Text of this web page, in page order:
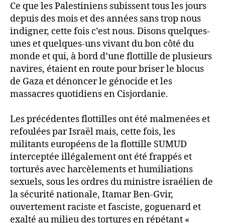
Ce que les Palestiniens subissent tous les jours
depuis des mois et des années sans trop nous
indigner, cette fois c’est nous. Disons quelques-
unes et quelques-uns vivant du bon côté du
monde et qui, à bord d’une flottille de plusieurs
navires, étaient en route pour briser le blocus
de Gaza et dénoncer le génocide et les
massacres quotidiens en Cisjordanie.
Les précédentes flottilles ont été malmenées et
refoulées par Israël mais, cette fois, les
militants européens de la flottille SUMUD
interceptée illégalement ont été frappés et
torturés avec harcèlements et humiliations
sexuels, sous les ordres du ministre israélien de
la sécurité nationale, Itamar Ben-Gvir,
ouvertement raciste et fasciste, goguenard et
exalté au milieu des tortures en répétant «